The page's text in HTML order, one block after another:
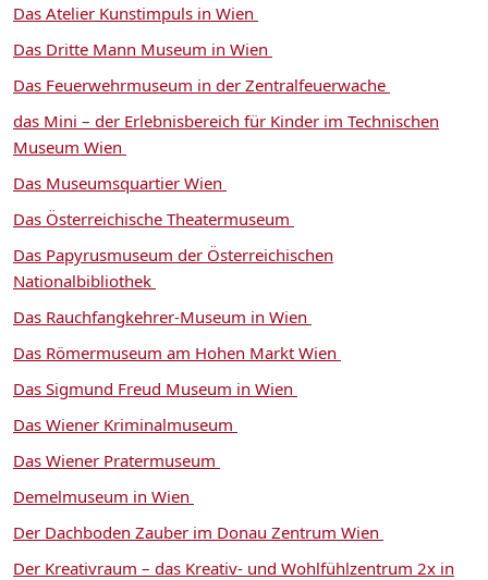
Das Atelier Kunstimpuls in Wien
Das Dritte Mann Museum in Wien
Das Feuerwehrmuseum in der Zentralfeuerwache
das Mini – der Erlebnisbereich für Kinder im Technischen
Museum Wien
Das Museumsquartier Wien
Das Österreichische Theatermuseum
Das Papyrusmuseum der Österreichischen
Nationalbibliothek
Das Rauchfangkehrer-Museum in Wien
Das Römermuseum am Hohen Markt Wien
Das Sigmund Freud Museum in Wien
Das Wiener Kriminalmuseum
Das Wiener Pratermuseum
Demelmuseum in Wien
Der Dachboden Zauber im Donau Zentrum Wien
Der Kreativraum – das Kreativ- und Wohlfühlzentrum 2x in